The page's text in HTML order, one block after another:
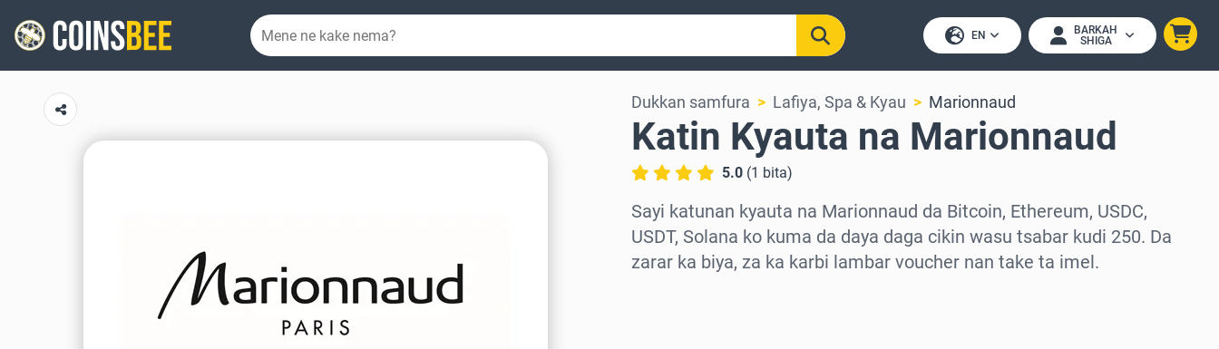
EN
BARKAH
SHIGA
Dukkan samfura Lafiya, Spa & Kyau Marionnaud
Katin Kyauta na Marionnaud
5.0 (1 bita)
Sayi katunan kyauta na Marionnaud da Bitcoin, Ethereum, USDC,
USDT, Solana ko kuma da daya daga cikin wasu tsabar kudi 250. Da
zarar ka biya, za ka karbi lambar voucher nan take ta imel.